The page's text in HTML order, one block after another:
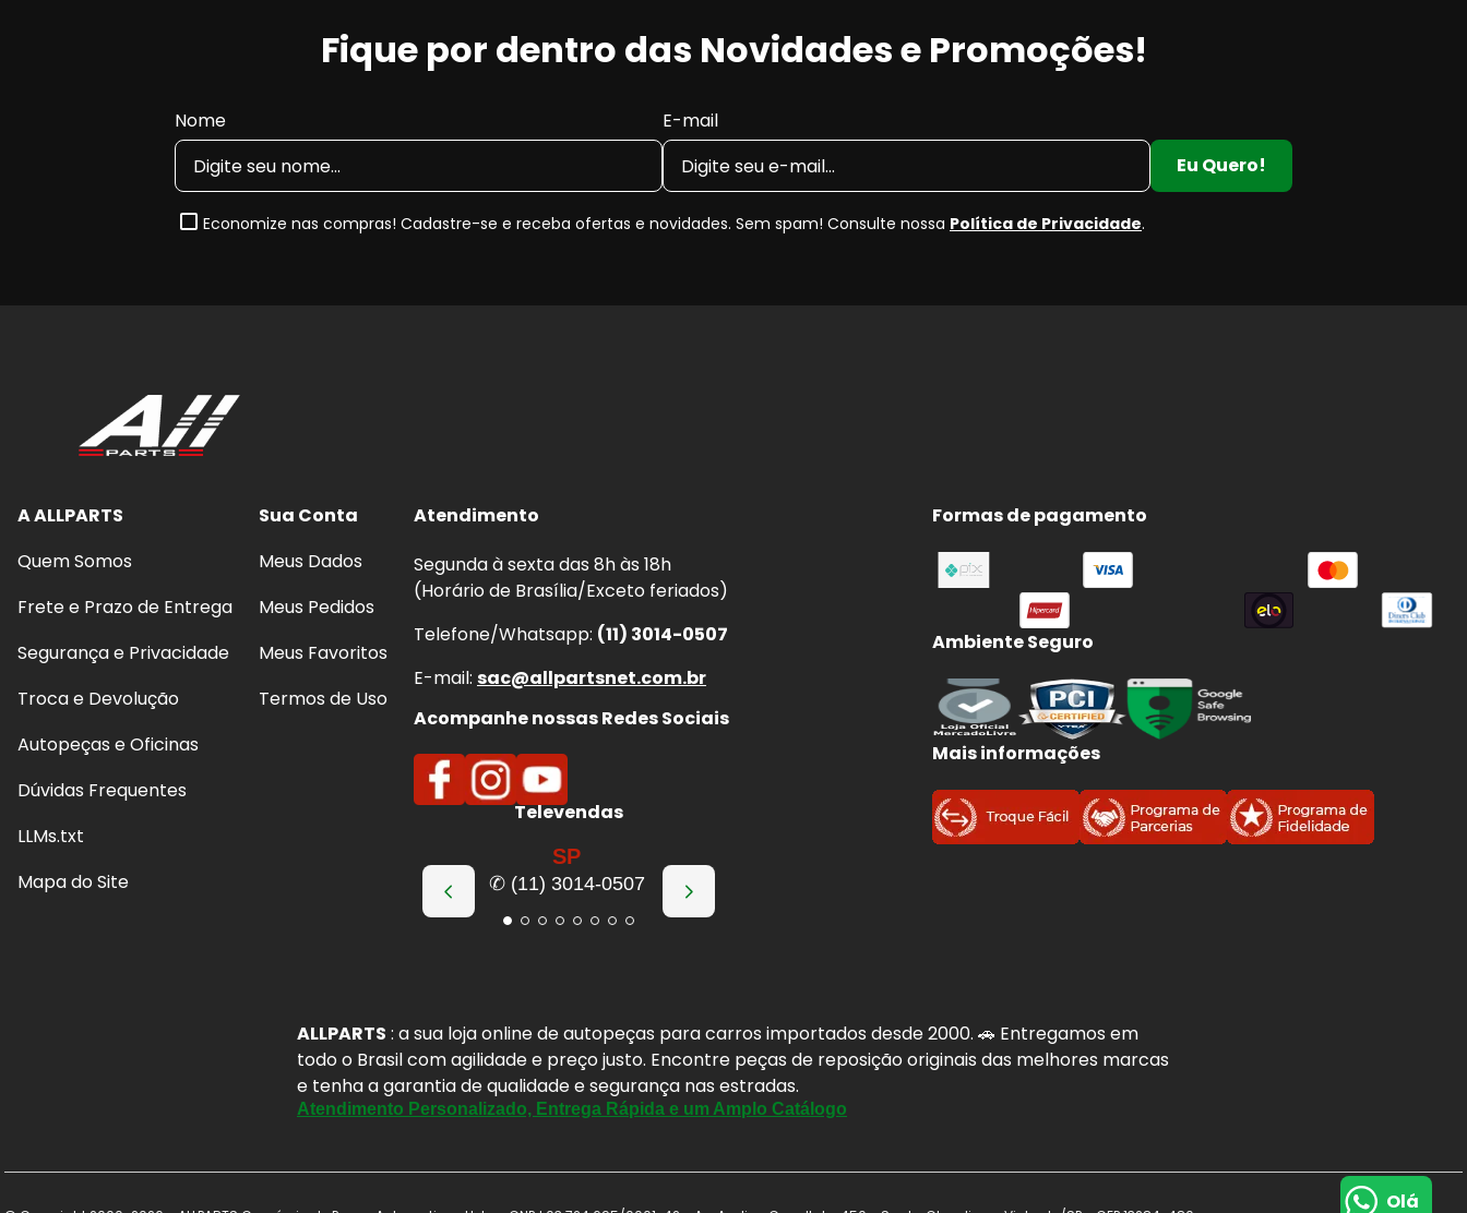
Olá
Fique por dentro das Novidades e Promoções!
Nome
E-mail
Eu Quero!
Economize nas compras! Cadastre-se e receba ofertas e novidades. Sem spam! Consulte nossa Política de Privacidade.
A ALLPARTS
Quem Somos
Frete e Prazo de Entrega
Segurança e Privacidade
Troca e Devolução
Autopeças e Oficinas
Dúvidas Frequentes
LLMs.txt
Mapa do Site
Sua Conta
Meus Dados
Meus Pedidos
Meus Favoritos
Termos de Uso
Atendimento
Segunda à sexta das 8h às 18h
(Horário de Brasília/Exceto feriados)
Telefone/Whatsapp: (11) 3014-0507
E-mail: sac@allpartsnet.com.br
Acompanhe nossas Redes Sociais
Televendas
SP
✆ (11) 3014-0507
Formas de pagamento
Ambiente Seguro
Mais informações
ALLPARTS : a sua loja online de autopeças para carros importados desde 2000. 🚗 Entregamos em
todo o Brasil com agilidade e preço justo. Encontre peças de reposição originais das melhores marcas
e tenha a garantia de qualidade e segurança nas estradas.
Atendimento Personalizado, Entrega Rápida e um Amplo Catálogo